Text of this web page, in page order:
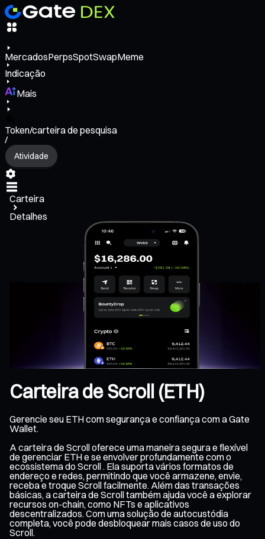
MercadosPerpsSpotSwapMeme
Indicação
Mais
Token/carteira de pesquisa
/
Atividade
Carteira
Detalhes
Carteira de Scroll (ETH)
Gerencie seu ETH com segurança e confiança com a Gate
Wallet.
A carteira de Scroll oferece uma maneira segura e flexível
de gerenciar ETH e se envolver profundamente com o
ecossistema do Scroll . Ela suporta vários formatos de
endereço e redes, permitindo que você armazene, envie,
receba e troque Scroll facilmente. Além das transações
básicas, a carteira de Scroll também ajuda você a explorar
recursos on-chain, como NFTs e aplicativos
descentralizados. Com uma solução de autocustódia
completa, você pode desbloquear mais casos de uso do
Scroll.